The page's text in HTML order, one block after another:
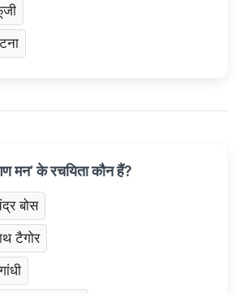
मन’ के रचयिता कौन हैं?
बोस
टैगोर